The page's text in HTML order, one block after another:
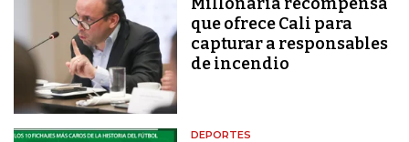
que ofrece Cali para
capturar a responsables
de incendio
DEPORTES